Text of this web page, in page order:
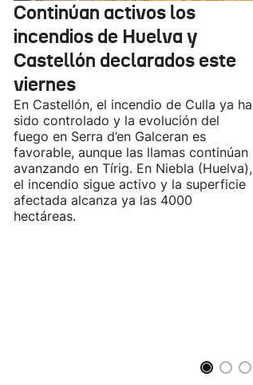
Continúan activos los
incendios de Huelva y
Castellón declarados este
viernes
En Castellón, el incendio de Culla ya ha
sido controlado y la evolución del
fuego en Serra d’en Galceran es
favorable, aunque las llamas continúan
avanzando en Tírig. En Niebla (Huelva),
el incendio sigue activo y la superficie
afectada alcanza ya las 4000
hectáreas.